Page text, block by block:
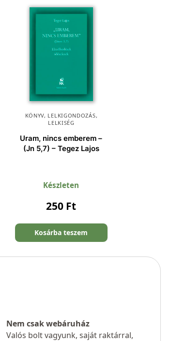
KÖNYV, LELKIGONDOZÁS,
LELKISÉG
Uram, nincs emberem –
(Jn 5,7) – Tegez Lajos
Készleten
250 Ft
Kosárba teszem
Nem csak webáruház
Valós bolt vagyunk, saját raktárral,